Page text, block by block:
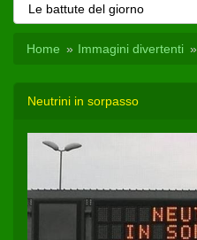
Home Immagini divertenti
Neutrini in sorpasso